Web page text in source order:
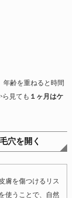
年齢を重ねると時間
見ても １ヶ月はケ
穴を開く
膚を傷つけるリス
使うことで、自然